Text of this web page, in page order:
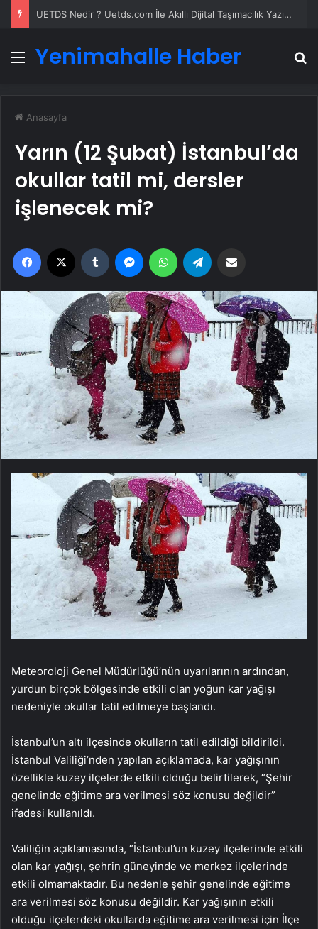
UETDS Nedir ? Uetds.com İle Akıllı Dijital Taşımacılık Yazılımı
Menü
Yenimahalle Haber
Anasayfa
Yarın (12 Şubat) İstanbul’da
okullar tatil mi, dersler
işlenecek mi?
Facebook Tumblr MessengerWhatsApp
Meteoroloji Genel Müdürlüğü’nün uyarılarının ardından,
yurdun birçok bölgesinde etkili olan yoğun kar yağışı
nedeniyle okullar tatil edilmeye başlandı.
İstanbul’un altı ilçesinde okulların tatil edildiği bildirildi.
İstanbul Valiliği’nden yapılan açıklamada, kar yağışının
özellikle kuzey ilçelerde etkili olduğu belirtilerek, “Şehir
genelinde eğitime ara verilmesi söz konusu değildir”
ifadesi kullanıldı.
Valiliğin açıklamasında, “İstanbul’un kuzey ilçelerinde etkili
olan kar yağışı, şehrin güneyinde ve merkez ilçelerinde
etkili olmamaktadır. Bu nedenle şehir genelinde eğitime
ara verilmesi söz konusu değildir. Kar yağışının etkili
olduğu ilçelerdeki okullarda eğitime ara verilmesi için İlçe